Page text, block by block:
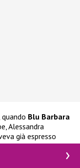
Blu Barbara
Alessandra
già espresso
stata eliminata.
stessa Prezia, che